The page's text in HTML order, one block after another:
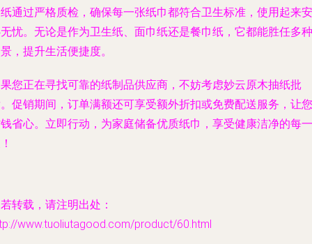
通过严格质检，确保每一张纸巾都符合卫生标准，使用起来安
忧。无论是作为卫生纸、面巾纸还是餐巾纸，它都能胜任多种
，提升生活便捷度。
您正在寻找可靠的纸制品供应商，不妨考虑妙云原木抽纸批
促销期间，订单满额还可享受额外折扣或免费配送服务，让您
省心。立即行动，为家庭储备优质纸巾，享受健康洁净的每一
转载，请注明出处：
www.tuoliutagood.com/product/60.html